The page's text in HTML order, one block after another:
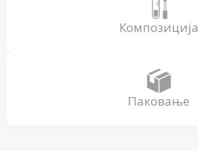
Композиција
Паковање